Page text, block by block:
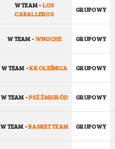
W TEAM-LOS
CABALLEROS
GRUPOWY
W TEAM -WNOCHE GRUPOWY
W TEAM -KK OLEŚNICA GRUPOWY
W TEAM -PSŻ ŻMIGRÓD GRUPOWY
W TEAM -BASKET TEAM GRUPOWY